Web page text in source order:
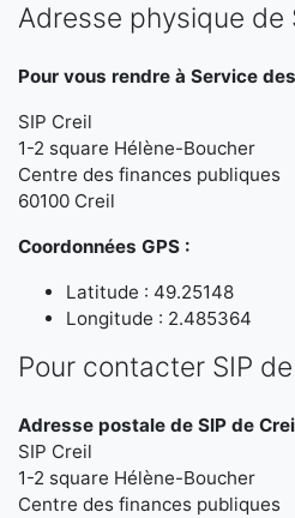
Adresse physique de
Pour vous rendre à Service
SIP Creil
1-2 square Hélène-Boucher
Centre des finances publiques
60100 Creil
Coordonnées GPS :
Latitude : 49.25148
Longitude : 2.485364
Pour contacter SIP
Adresse postale de SIP de
SIP Creil
1-2 square Hélène-Boucher
Centre des finances publiques